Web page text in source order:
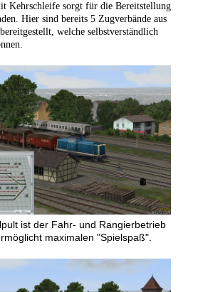
Kehrschleife sorgt für die Bereitstellung
Hier sind bereits 5 Zugverbände aus
welche selbstverständlich
ist der Fahr- und Rangierbetrieb
maximalen "Spielspaß".